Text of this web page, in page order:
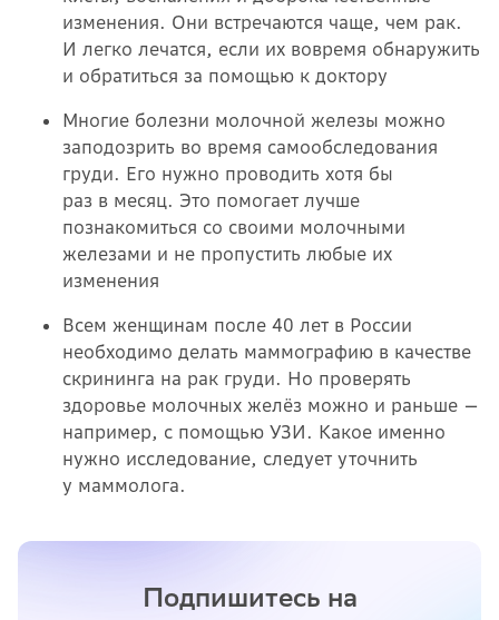
изменения. Они встречаются чаще, чем рак.
И легко лечатся, если их вовремя обнаружить
и обратиться за помощью к доктору
Многие болезни молочной железы можно
заподозрить во время самообследования
груди. Его нужно проводить хотя бы
раз в месяц. Это помогает лучше
познакомиться со своими молочными
железами и не пропустить любые их
изменения
Всем женщинам после 40 лет в России
необходимо делать маммографию в качестве
скрининга на рак груди. Но проверять
здоровье молочных желёз можно и раньше —
например, с помощью УЗИ. Какое именно
нужно исследование, следует уточнить
у маммолога.
Подпишитесь на